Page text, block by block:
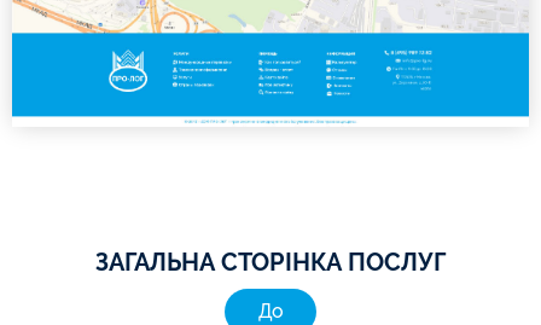
ЗАГАЛЬНА СТОРІНКА ПОСЛУГ
До